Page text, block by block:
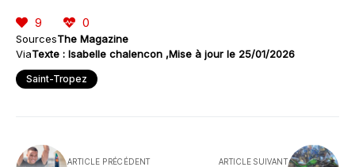
9 0
SourcesThe Magazine
ViaTexte : Isabelle chalencon Mise à jour le 25/01/2026
Saint-Tropez
ARTICLE PRÉCÉDENT ARTICLE SUIVANT